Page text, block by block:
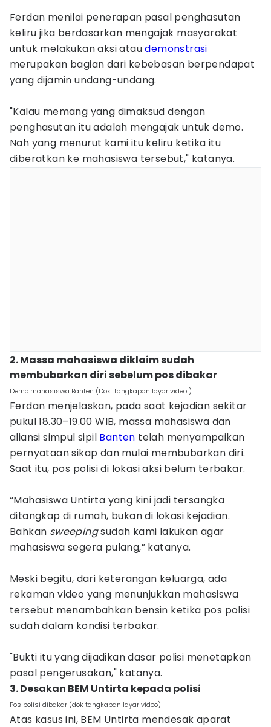
Ferdan menilai penerapan pasal penghasutan
keliru jika berdasarkan mengajak masyarakat
untuk melakukan aksi ataudemonstrasi
merupakan bagian dari kebebasan berpendapat
yang dijamin undang-undang.
"Kalau memang yang dimaksud dengan
penghasutan itu adalah mengajak untuk demo.
Nah yang menurut kami itu keliru ketika itu
diberatkan ke mahasiswa tersebut," katanya.
2. Massa mahasiswa diklaim sudah
membubarkan diri sebelum pos dibakar
Demo mahasiswa Banten (Dok. Tangkapan layar video )
Ferdan menjelaskan, pada saat kejadian sekitar
pukul 18.30–19.00 WIB, massa mahasiswa dan
aliansi simpul sipil Banten telah menyampaikan
pernyataan sikap dan mulai membubarkan diri.
Saat itu, pos polisi di lokasi aksi belum terbakar.
“Mahasiswa Untirta yang kini jadi tersangka
ditangkap di rumah, bukan di lokasi kejadian.
Bahkan sweepingsudah kami lakukan agar
mahasiswa segera pulang,” katanya.
Meski begitu, dari keterangan keluarga, ada
rekaman video yang menunjukkan mahasiswa
tersebut menambahkan bensin ketika pos polisi
sudah dalam kondisi terbakar.
"Bukti itu yang dijadikan dasar polisi menetapkan
pasal pengerusakan," katanya.
3. Desakan BEM Untirta kepada polisi
Pos polisi dibakar (dok tangkapan layar video)
Atas kasus ini, BEM Untirta mendesak aparat